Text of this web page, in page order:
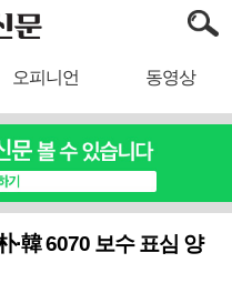
오피니언 동영상
韓 6070 보수 표심 양